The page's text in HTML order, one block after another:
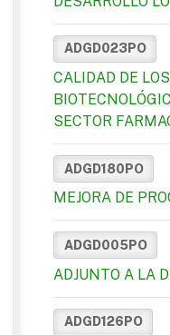
ADGD023PO
CALIDAD DE
SECTOR
ADGD180PO
MEJORA DE
ADGD005PO
ADJUNTO A LA
ADGD126PO